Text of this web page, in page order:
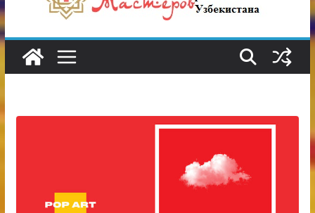
Обрушение на одном из ключевых
перекрёстков Ташкента: перекрыт
путепровод на Буюк Ипак Йули